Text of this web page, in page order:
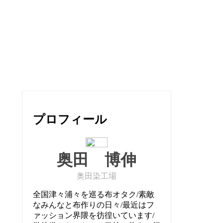
プロフィール
奥田 博伸
奥田染工場
全国津々浦々を巡る布オタク/素敵
なみんなと布作りの日々/最近はフ
ァッション界隈を彷徨いています/